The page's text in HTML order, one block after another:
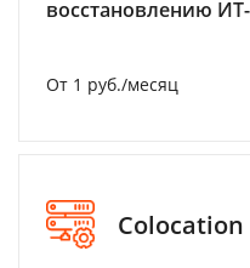
восстановлению
От 1 руб./месяц
Colocation